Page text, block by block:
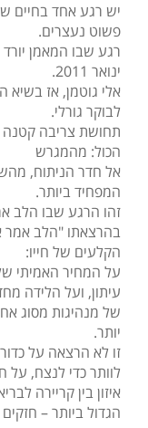
יש רגע אחד בחיים
פשוט נעצרים.
רגע שבו המאמן
ינואר 2011.
אלי גוטמן, אז
לבוקר גורלי.
תחושת צריבה
הכול: מהמגרש
אל חדר הניתוח,
המפחיד ביותר.
זהו הרגע שבו הלב
בהרצאתו "הלב אמר
הקלעים של חייו:
על המחיר האמיתי
עיתון, ועל הלידה
של מנהיגות מסוג
יותר.
זו לא הרצאה על
לוותר כדי לנצח,
איזון בין קריירה
הגדול ביותר – חזקים